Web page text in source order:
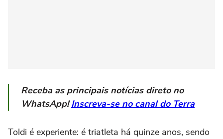
Receba as principais notícias direto no
WhatsApp!Inscreva-se no canal do Terra
Toldi é experiente: é triatleta há quinze anos, sendo